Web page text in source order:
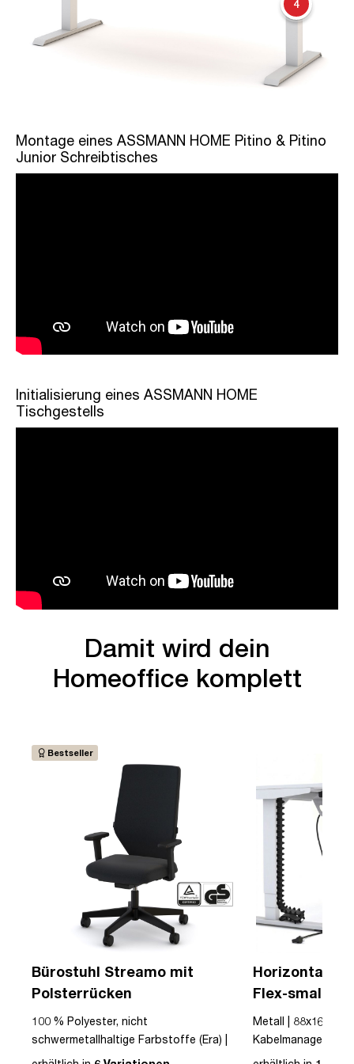
4
Montage eines ASSMANN HOME Pitino & Pitino
Junior Schreibtisches
Initialisierung eines ASSMANN HOME
Tischgestells
Damit wird dein
Homeoffice komplett
Bestseller
Bürostuhl Streamo mit
Polsterrücken
100 % Polyester, nicht
schwermetallhaltige Farbstoffe (Era) |
Textil | Schwarz | Schwarz | Drehstuhl |
Horizontaler
Flex-small +
Kabelführung
Steckdose
Metall |